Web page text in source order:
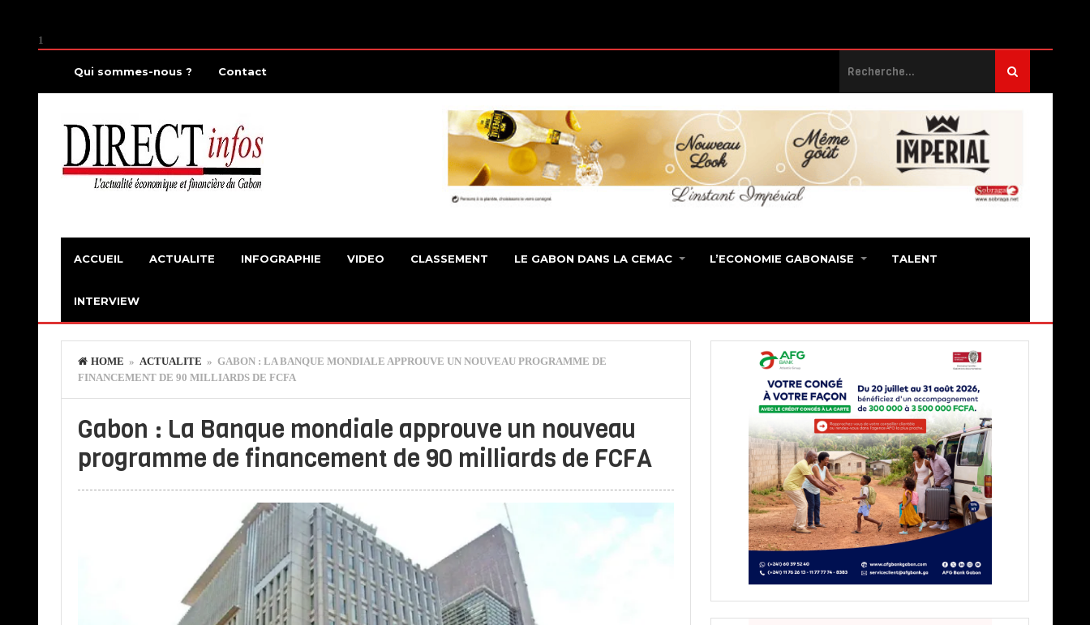
1
Qui sommes-nous ? Contact
ACCUEIL ACTUALITE INFOGRAPHIE VIDEO CLASSEMENT LE GABON DANS LA CEMAC L’ECONOMIE GABONAISE TALENT
INTERVIEW
HOME » ACTUALITE » GABON : LA BANQUE MONDIALE APPROUVE UN NOUVEAU PROGRAMME DE
FINANCEMENT DE 90 MILLIARDS DE FCFA
Gabon : La Banque mondiale approuve un nouveau
programme de financement de 90 milliards de FCFA